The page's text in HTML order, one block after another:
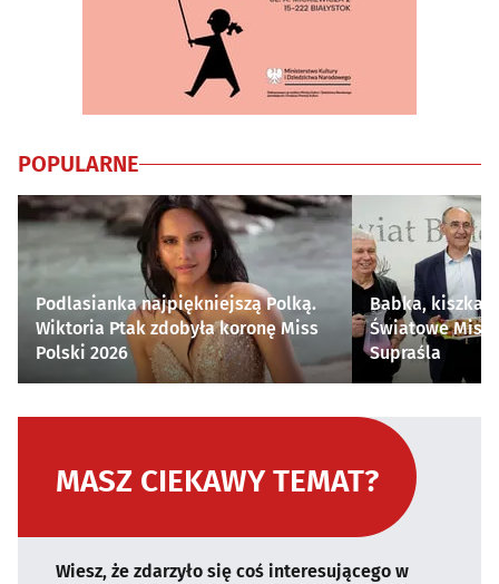
POPULARNE
Podlasianka najpiękniejszą Polką.
Wiktoria Ptak zdobyła koronę Miss
Polski 2026
Babka, kiszka i
Światowe
Supraśla
MASZ CIEKAWY TEMAT?
Wiesz, że zdarzyło się coś interesującego w